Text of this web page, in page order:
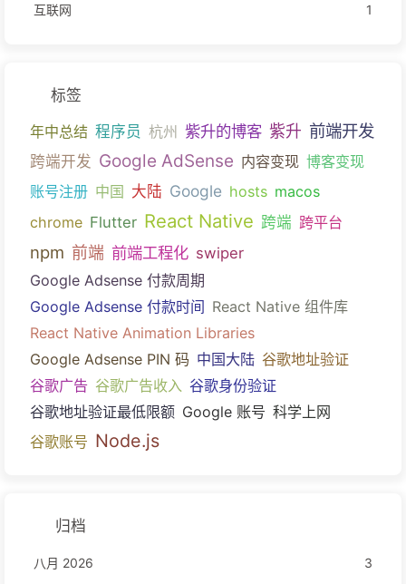
互联网
1
标签
年中总结 程序员 杭州 紫升的博客 紫升 前端开发
跨端开发 Google AdSense 内容变现 博客变现
账号注册 中国 大陆 Google hosts macos
chrome Flutter React Native 跨端 跨平台
npm 前端 前端工程化 swiper
Google Adsense 付款周期
Google Adsense 付款时间 React Native 组件库
React Native Animation Libraries
Google Adsense PIN 码 中国大陆 谷歌地址验证
谷歌广告 谷歌广告收入 谷歌身份验证
谷歌地址验证最低限额 Google 账号 科学上网
谷歌账号 Node.js
归档
八月 2026
3